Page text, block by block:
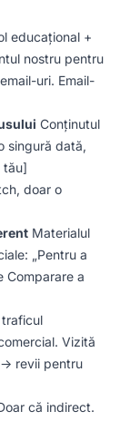
educațional +
nostru pentru
uri. Email-
Conținutul
singură dată,
tău]
doar o
Materialul
„Pentru a
Comparare a
traficul
Vizită
revii pentru
că indirect.